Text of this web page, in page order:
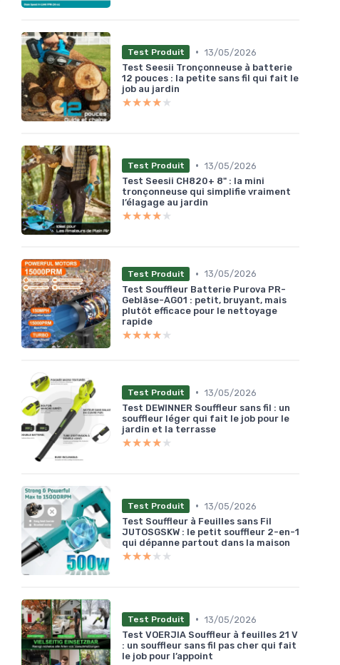
Test Produit • 13/05/2026
Test Seesii Tronçonneuse à batterie
12 pouces : la petite sans fil qui fait le
job au jardin
★★★★★
★★★★★
Test Produit • 13/05/2026
Test Seesii CH820+ 8" : la mini
tronçonneuse qui simplifie vraiment
l’élagage au jardin
★★★★★
★★★★★
Test Produit • 13/05/2026
Test Souffleur Batterie Purova PR-
Gebläse-AG01 : petit, bruyant, mais
plutôt efficace pour le nettoyage
rapide
★★★★★
★★★★★
Test Produit • 13/05/2026
Test DEWINNER Souffleur sans fil : un
souffleur léger qui fait le job pour le
jardin et la terrasse
★★★★★
★★★★★
Test Produit • 13/05/2026
Test Souffleur à Feuilles sans Fil
JUTOSGSKW : le petit souffleur 2-en-1
qui dépanne partout dans la maison
★★★★★
★★★★★
Test Produit • 13/05/2026
Test VOERJIA Souffleur à feuilles 21 V
: un souffleur sans fil pas cher qui fait
le job pour l’appoint